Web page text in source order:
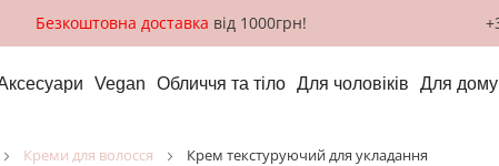
Безкоштовна доставка від 1000грн!
Vegan Обличчя та тіло Для чоловіків Для дому
креми для волосся Крем текстуруючий для укладання